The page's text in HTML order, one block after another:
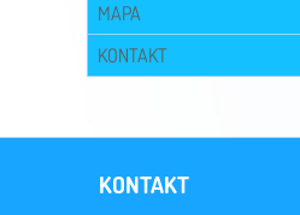
MAPA
KONTAKT
KONTAKT